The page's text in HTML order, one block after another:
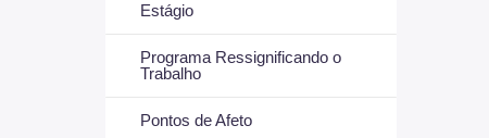
Estágio
Programa Ressignificando o
Trabalho
Pontos de Afeto